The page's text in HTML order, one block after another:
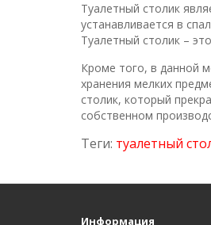
Туалетный столик
устанавливается в
Туалетный столик –
Кроме того, в данной
хранения мелких
столик, который
собственном
Теги: туалетный
Информация